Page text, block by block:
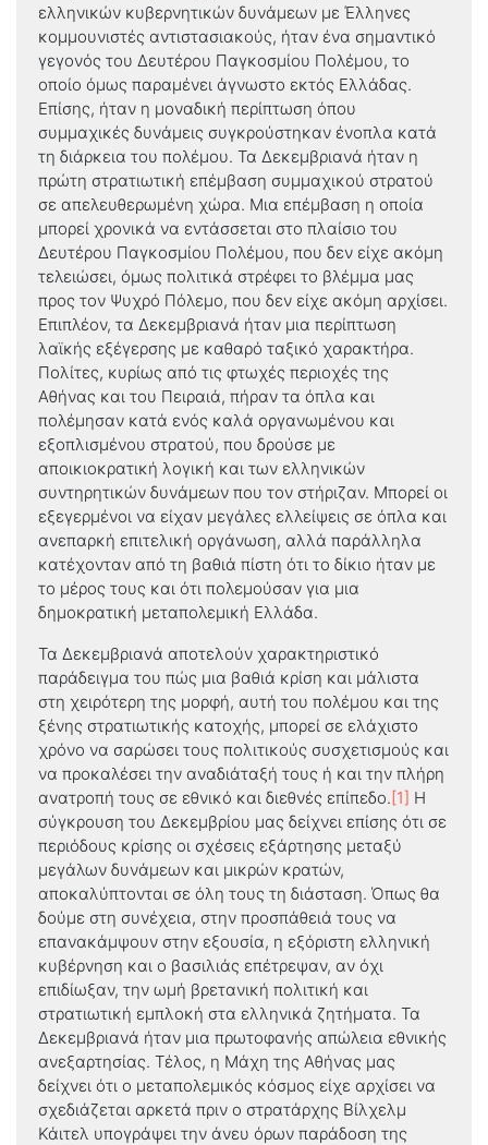
ελληνικών κυβερνητικών δυνάμεων με Έλληνες
κομμουνιστές αντιστασιακούς, ήταν ένα σημαντικό
γεγονός του Δευτέρου Παγκοσμίου Πολέμου, το
οποίο όμως παραμένει άγνωστο εκτός Ελλάδας.
Επίσης, ήταν η μοναδική περίπτωση όπου
συμμαχικές δυνάμεις συγκρούστηκαν ένοπλα κατά
τη διάρκεια του πολέμου. Τα Δεκεμβριανά ήταν η
πρώτη στρατιωτική επέμβαση συμμαχικού στρατού
σε απελευθερωμένη χώρα. Μια επέμβαση η οποία
μπορεί χρονικά να εντάσσεται στο πλαίσιο του
Δευτέρου Παγκοσμίου Πολέμου, που δεν είχε ακόμη
τελειώσει, όμως πολιτικά στρέφει το βλέμμα μας
προς τον Ψυχρό Πόλεμο, που δεν είχε ακόμη αρχίσει.
Επιπλέον, τα Δεκεμβριανά ήταν μια περίπτωση
λαϊκής εξέγερσης με καθαρό ταξικό χαρακτήρα.
Πολίτες, κυρίως από τις φτωχές περιοχές της
Αθήνας και του Πειραιά, πήραν τα όπλα και
πολέμησαν κατά ενός καλά οργανωμένου και
εξοπλισμένου στρατού, που δρούσε με
αποικιοκρατική λογική και των ελληνικών
συντηρητικών δυνάμεων που τον στήριζαν. Μπορεί οι
εξεγερμένοι να είχαν μεγάλες ελλείψεις σε όπλα και
ανεπαρκή επιτελική οργάνωση, αλλά παράλληλα
κατέχονταν από τη βαθιά πίστη ότι το δίκιο ήταν με
το μέρος τους και ότι πολεμούσαν για μια
δημοκρατική μεταπολεμική Ελλάδα.
Τα Δεκεμβριανά αποτελούν χαρακτηριστικό
παράδειγμα του πώς μια βαθιά κρίση και μάλιστα
στη χειρότερη της μορφή, αυτή του πολέμου και της
ξένης στρατιωτικής κατοχής, μπορεί σε ελάχιστο
χρόνο να σαρώσει τους πολιτικούς συσχετισμούς και
να προκαλέσει την αναδιάταξή τους ή και την πλήρη
ανατροπή τους σε εθνικό και διεθνές επίπεδο.[1] Η
σύγκρουση του Δεκεμβρίου μας δείχνει επίσης ότι σε
περιόδους κρίσης οι σχέσεις εξάρτησης μεταξύ
μεγάλων δυνάμεων και μικρών κρατών,
αποκαλύπτονται σε όλη τους τη διάσταση. Όπως θα
δούμε στη συνέχεια, στην προσπάθειά τους να
επανακάμψουν στην εξουσία, η εξόριστη ελληνική
κυβέρνηση και ο βασιλιάς επέτρεψαν, αν όχι
επιδίωξαν, την ωμή βρετανική πολιτική και
στρατιωτική εμπλοκή στα ελληνικά ζητήματα. Τα
Δεκεμβριανά ήταν μια πρωτοφανής απώλεια εθνικής
ανεξαρτησίας. Τέλος, η Μάχη της Αθήνας μας
δείχνει ότι ο μεταπολεμικός κόσμος είχε αρχίσει να
σχεδιάζεται αρκετά πριν ο στρατάρχης Βίλχελμ
Κάιτελ υπογράψει την άνευ όρων παράδοση της